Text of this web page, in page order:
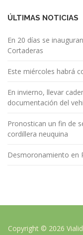
ÚLTIMAS NOTICIAS
En 20 días se
Cortaderas
Este miércoles habrá
En invierno, llevar
documentación del
Pronostican un fin de
cordillera neuquina
Desmoronamiento en
Copyright © 2026